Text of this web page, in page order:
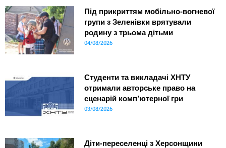
Під прикриттям мобільно-вогневої
групи з Зеленівки врятували
родину з трьома дітьми
04/08/2026
Студенти та викладачі ХНТУ
отримали авторське право на
сценарій комп’ютерної гри
03/08/2026
Діти-переселенці з Херсонщини